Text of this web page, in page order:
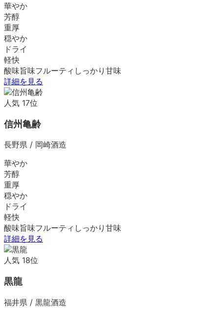
華やか
芳醇
重厚
穏やか
ドライ
軽快
酸味旨味フルーティ しっかり 甘味
詳細を見る
人気 17位
信州亀齢
長野県 / 岡崎酒造
華やか
芳醇
重厚
穏やか
ドライ
軽快
酸味旨味フルーティ しっかり 甘味
詳細を見る
人気 18位
黒龍
福井県 / 黒龍酒造